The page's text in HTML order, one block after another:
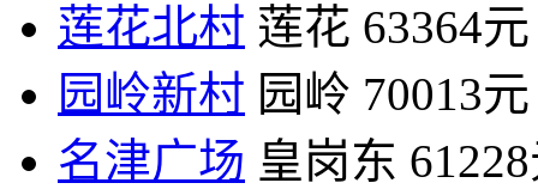
莲花北村 莲花 63364元
园岭新村 园岭 70013元
名津广场 皇岗东